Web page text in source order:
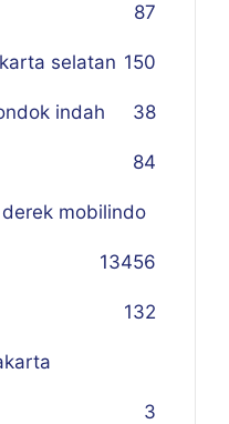
87
selatan 150
indah 38
84
mobilindo
56
134
132
3